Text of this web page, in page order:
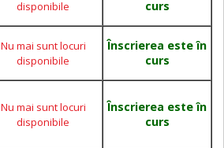
disponibile curs
Nu mai sunt locuri
disponibile
Înscrierea este în
curs
Nu mai sunt locuri
disponibile
Înscrierea este în
curs